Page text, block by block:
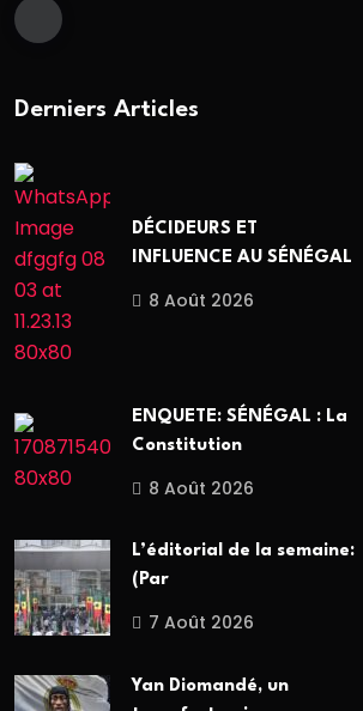
Derniers Articles
DÉCIDEURS ET
INFLUENCE AU SÉNÉGAL
8 Août 2026
ENQUETE: SÉNÉGAL : La
Constitution
8 Août 2026
L’éditorial de la semaine:
(Par
7 Août 2026
Yan Diomandé, un